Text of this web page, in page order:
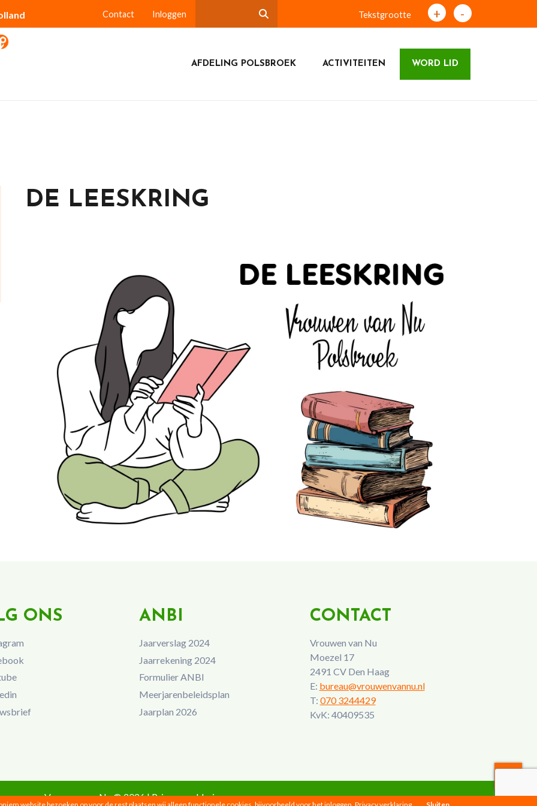
Contact Inloggen Tekstgrootte + -
AFDELING POLSBROEK ACTIVITEITEN WORD LID
DE LEESKRING
ONS ANBI
Jaarverslag 2024
Jaarrekening 2024
Formulier ANBI
Meerjarenbeleidsplan
Jaarplan 2026
CONTACT
Vrouwen van Nu
Moezel 17
2491 CV Den Haag
E: bureau@vrouwenvannu.nl
T: 070 3244429
KvK: 40409535
Vrouwen van Nu © 2026 |Privacyverklaring